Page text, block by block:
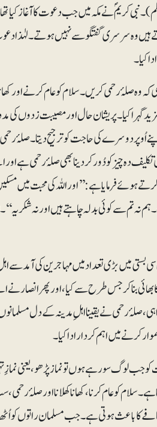
کریمؐ نے مکہ میں جب دعوت کا آغاز کیا
ہیں وہ سرسری گفتگو سے نہیں ہوتے۔ لہٰذا
کیا۔
کہ وہ صلۂ رحمی کریں۔سلام کو عام کرنے اور
گہرا کیا۔ پریشان حال اور مصیبت زدوں کی
دوسرے کی حاجت کو ترجیح دیتا۔ صلۂ
دہ چیز کو دُور کردینا بھی صلۂ رحمی ہے اور
ہوئے فرمایا ہے: ’’اور اللہ کی محبت میں
بستی میں بڑی تعداد میں مہاجرین کی آمد سے
بناکر جس طرح سے کیا، اور پھر انصار نے
صلۂ رحمی نے یقینا اہلِ مدینہ کے دل
کرنے میں اہم کردار ادا کیا۔
لوگ سو رہے ہوں تو نماز پڑھو، یعنی نمازِ
کو عام کرنا، کھانا کھلانا اور صلۂ
کا باعث ہوتی ہے۔ جب مسلمان راتوں کو